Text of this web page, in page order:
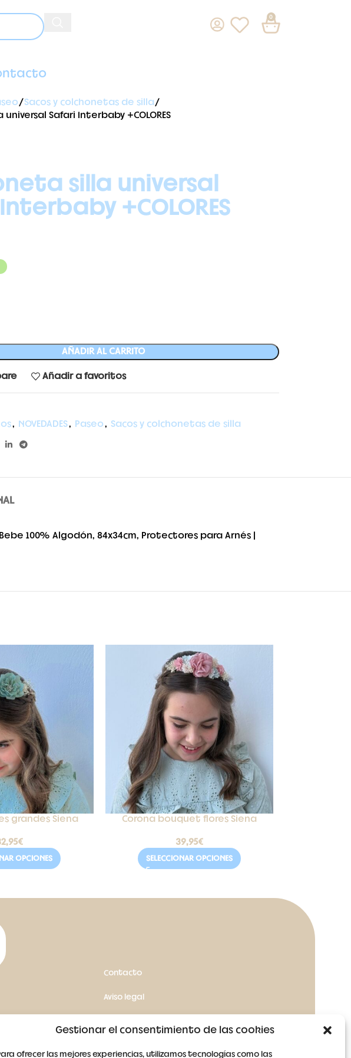
Gestionar el consentimiento de las cookies
ofrecer las mejores experiencias, utilizamos tecnologías como las
0
Sacos y colchonetas de silla
Safari Interbaby +COLORES
silla universal
+COLORES
AÑADIR AL CARRITO
Añadir a favoritos
, NOVEDADES, Paseo, Sacos y colchonetas de silla
100% Algodón, 84x34cm, Protectores para Arnés |
grandes Siena
€
OPCIONES
Corona bouquet flores Siena
39,95€
SELECCIONAR OPCIONES
Contacto
Aviso legal